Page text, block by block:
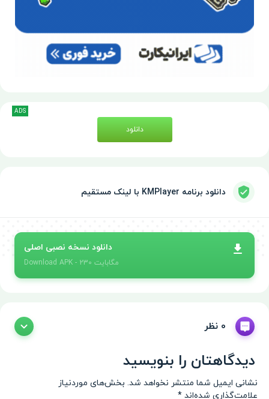
دانلود
ADS
دانلود برنامه KMPlayer با لینک مستقیم
دانلود نسخه نصبی اصلی
Download APK - 230 مگابایت
0 نظر
دیدگاهتان را بنویسید
نشانی ایمیل شما منتشر نخواهد شد. بخش‌های موردنیاز
علامت‌گذاری شده‌اند *